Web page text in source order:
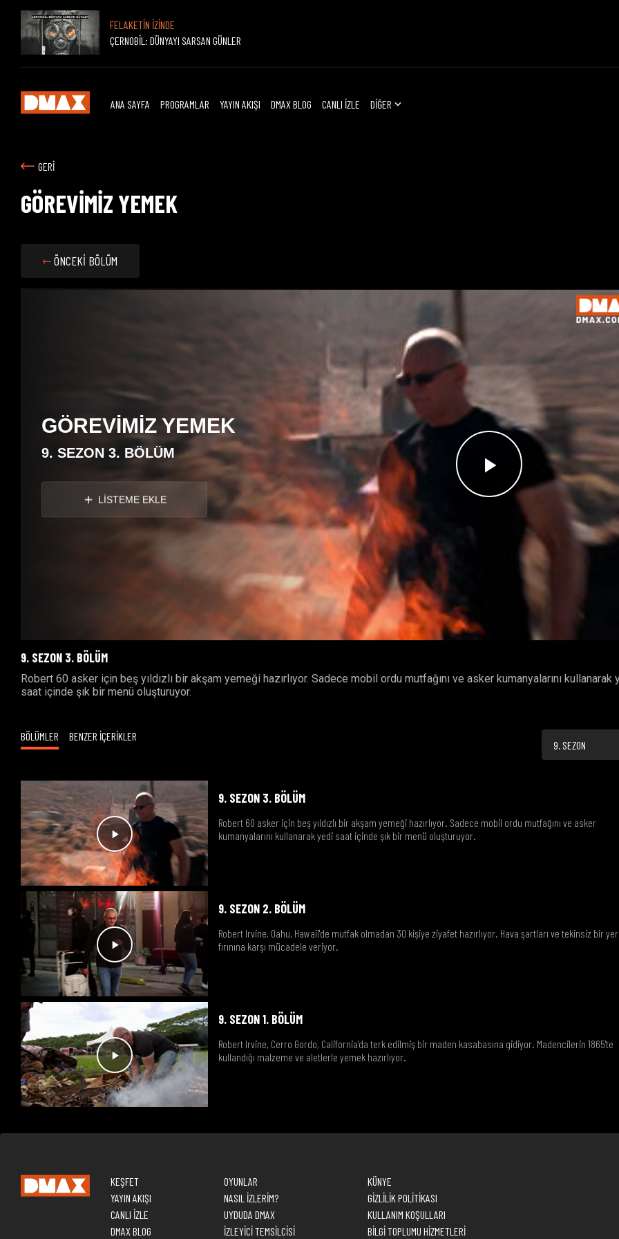
FELAKETİN İZİNDE
ÇERNOBİL: DÜNYAYI SARSAN GÜNLER
ANA SAYFA PROGRAMLAR YAYIN AKIŞI DMAX BLOG CANLI İZLE DİĞER
GERİ
GÖREVİMİZ YEMEK
ÖNCEKİ BÖLÜM
Videoyu
Oynat
GÖREVİMİZ YEMEK
9. SEZON 3. BÖLÜM
LİSTEME EKLE
9. SEZON 3. BÖLÜM
Robert 60 asker için beş yıldızlı bir akşam yemeği hazırlıyor. Sadece mobil ordu mutfağını ve asker kumanyalarını kullanarak
saat içinde şık bir menü oluşturuyor.
BÖLÜMLER BENZER İÇERİKLER
9. SEZON
9. SEZON 3. BÖLÜM
Robert 60 asker için beş yıldızlı bir akşam yemeği hazırlıyor. Sadece mobil ordu mutfağını ve asker
kumanyalarını kullanarak yedi saat içinde şık bir menü oluşturuyor.
9. SEZON 2. BÖLÜM
Robert Irvine, Oahu, Hawaii'de mutfak olmadan 30 kişiye ziyafet hazırlıyor. Hava şartları ve tekinsiz bir
fırınına karşı mücadele veriyor.
9. SEZON 1. BÖLÜM
Robert Irvine, Cerro Gordo, California'da terk edilmiş bir maden kasabasına gidiyor. Madencilerin 1865'te
kullandığı malzeme ve aletlerle yemek hazırlıyor.
KEŞFET
YAYIN AKIŞI
CANLI İZLE
DMAX BLOG
OYUNLAR
NASIL İZLERİM?
UYDUDA DMAX
İZLEYİCİ TEMSİLCİSİ
KÜNYE
GİZLİLİK POLİTİKASI
KULLANIM KOŞULLARI
BİLGİ TOPLUMU HİZMETLERİ